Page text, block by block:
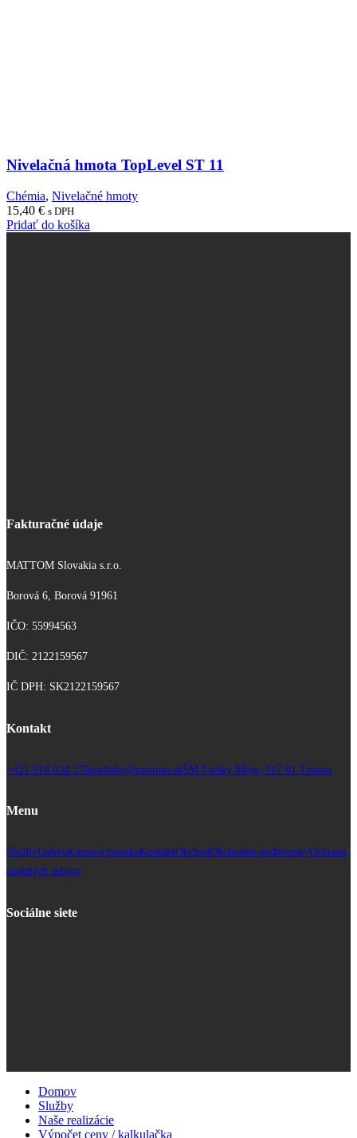
Nivelačná hmota TopLevel ST 11
Chémia, Nivelačné hmoty
15,40 € s DPH
Pridať do košíka
Fakturačné údaje
MATTOM Slovakia s.r.o.
Borová 6, Borová 91961
IČO: 55994563
DIČ: 2122159567
IČ DPH: SK2122159567
Kontakt
+421 918 034 270podlahy@mattom.skŠM Farský Mlyn, 917 01 Trnava
Menu
SlužbyGalériaCenová ponukaKontaktObchodObchodné podmienkyOchrana
osobných údajov
Sociálne siete
Domov
Služby
Naše realizácie
Výpočet ceny / kalkulačka